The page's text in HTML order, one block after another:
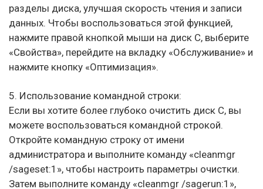
разделы диска, улучшая скорость чтения и записи
данных. Чтобы воспользоваться этой функцией,
нажмите правой кнопкой мыши на диск C, выберите
«Свойства», перейдите на вкладку «Обслуживание» и
нажмите кнопку «Оптимизация».
5. Использование командной строки:
Если вы хотите более глубоко очистить диск C, вы
можете воспользоваться командной строкой.
Откройте командную строку от имени
администратора и выполните команду «cleanmgr
/sageset:1», чтобы настроить параметры очистки.
Затем выполните команду «cleanmgr /sagerun:1»,